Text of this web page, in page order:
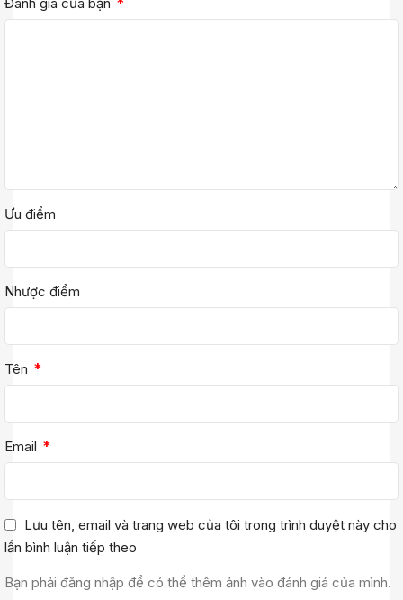
Ưu điểm
Nhược điểm
Tên *
Email *
Lưu tên, email và trang web của tôi trong trình duyệt này cho
lần bình luận tiếp theo
Bạn phải đăng nhập để có thể thêm ảnh vào đánh giá của mình.